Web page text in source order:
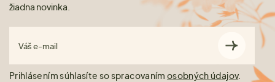
žiadna novinka.
Váš e-mail
Prihlásením súhlasíte so spracovaním osobných údajov.